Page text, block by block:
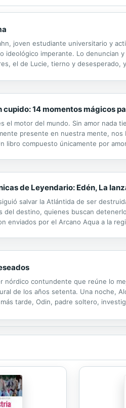
joven estudiante universitario y
ideológico imperante. Lo denuncian
el de Lucie, tierno y desesperado,
cupido: 14 momentos mágicos
el motor del mundo. Sin amor nada
presente en nuestra mente, nos
libro compuesto únicamente por
de Leyendario: Edén, La
salvar la Atlántida de ser
del destino, quienes buscan
enviados por el Arcano Aqua a la
nórdico contundente que reúne lo
de los años setenta. Una noche,
más tarde, Odin, padre soltero,